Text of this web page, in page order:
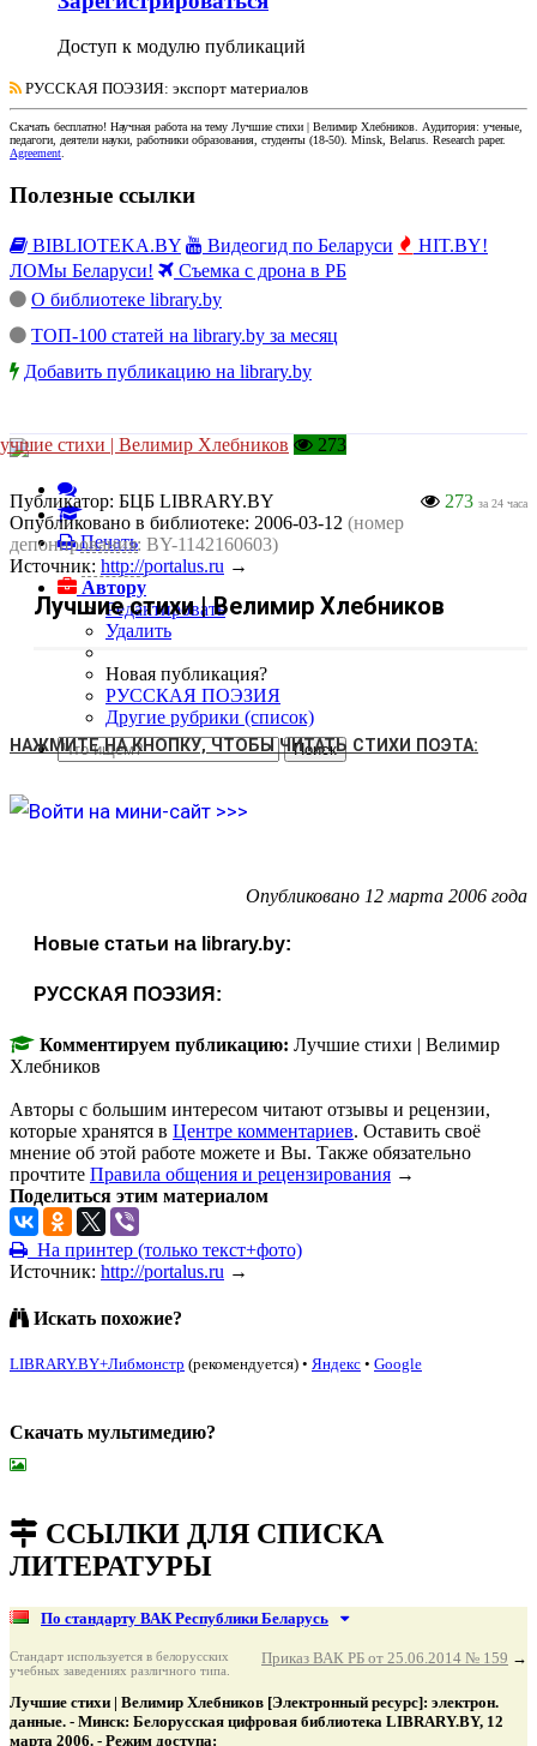
Доступ к модулю публикаций
РУССКАЯ ПОЭЗИЯ: экспорт материалов
Скачать бесплатно! Научная работана тему Лучшие стихи | Велимир Хлебников. Аудитория: ученые,
педагоги, деятели науки, работники образования, студенты (18-50). Minsk, Belarus. Research paper.
Agreement.
Полезные ссылки
BIBLIOTEKA.BY Видеогид по Беларуси
HIT.BY!
ЛОМы Беларуси!
Съемка с дрона в РБ
О библиотеке library.by
ТОП-100 статей на library.by за месяц
Добавить публикацию на library.by
стихи | Велимир Хлебников 273
Печать
Автору
Редактировать
Удалить
Новая публикация?
РУССКАЯ ПОЭЗИЯ
Другие рубрики (список)
273 за 24 часа
Публикатор: БЦБ LIBRARY.BY
Опубликовано в библиотеке: 2006-03-12 (номер
депонирования: BY-1142160603)
Источник: http://portalus.ru →
Лучшие стихи | Велимир Хлебников
НАЖМИТЕ НА КНОПКУ, ЧТОБЫ ЧИТАТЬ СТИХИ ПОЭТА:
Опубликовано 12 марта 2006 года
Новые статьи на library.by:
РУССКАЯ ПОЭЗИЯ:
Комментируем публикацию: Лучшие стихи | Велимир
Хлебников
Авторы с большим интересом читают отзывы и рецензии,
которые хранятся в Центре комментариев. Оставить своё
мнение об этой работе можете и Вы. Также обязательно
прочтите Правила общения и рецензирования →
Поделиться этим материалом
На принтер (только текст+фото)
Источник: http://portalus.ru →
Искать похожие?
LIBRARY.BY+Либмонстр (рекомендуется) • Яндекс • Google
Скачать мультимедию?
ССЫЛКИ ДЛЯ СПИСКА
ЛИТЕРАТУРЫ
По стандарту ВАК Республики Беларусь
Приказ ВАК РБ от 25.06.2014 № 159 →
Стандарт используется в белорусских
учебных заведениях различного типа.
Лучшие стихи | Велимир Хлебников [Электронный ресурс]: электрон.
данные. - Минск: Белорусская цифровая библиотека LIBRARY.BY, 12
марта 2006. - Режим доступа: